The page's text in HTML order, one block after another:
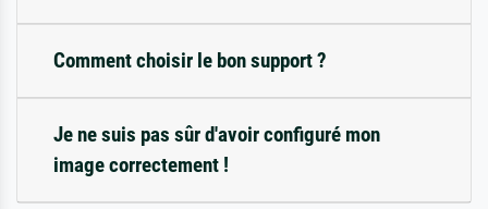
Comment choisir le bon support ?
Je ne suis pas sûr d'avoir configuré mon
image correctement !